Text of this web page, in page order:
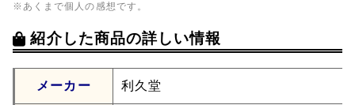
※あくまで個人の感想です。
紹介した商品の詳しい情報
メーカー 利久堂